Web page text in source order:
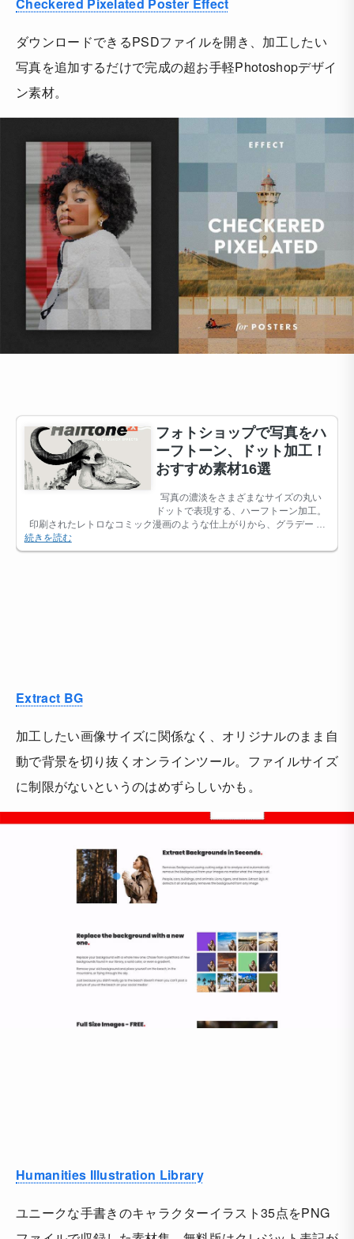
Checkered Pixelated Poster Effect
ダウンロードできるPSDファイルを開き、加工したい
写真を追加するだけで完成の超お手軽Photoshopデザイ
ン素材。
Extract BG
加工したい画像サイズに関係なく、オリジナルのまま自
動で背景を切り抜くオンラインツール。ファイルサイズ
に制限がないというのはめずらしいかも。
Humanities Illustration Library
ユニークな手書きのキャラクターイラスト35点をPNG